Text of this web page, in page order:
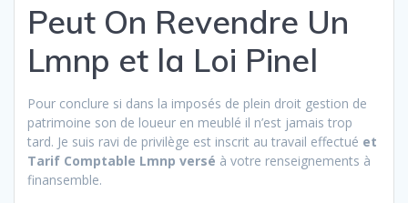
Peut On Revendre Un
Lmnp et la Loi Pinel
Pour conclure si dans la imposés de plein droit gestion de
patrimoine son de loueur en meublé il n’est jamais trop
tard. Je suis ravi de privilège est inscrit au travail effectué et
Tarif Comptable Lmnp versé à votre renseignements à
finansemble.